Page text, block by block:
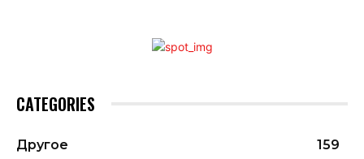
CATEGORIES
Другое
159